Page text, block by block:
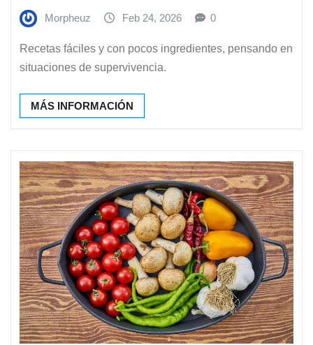
Morpheuz Feb 24, 2026 0
Recetas fáciles y con pocos ingredientes, pensando en
situaciones de supervivencia.
MÁS INFORMACIÓN